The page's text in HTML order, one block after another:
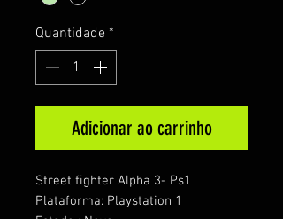
Quantidade *
Adicionar ao carrinho
Street fighter Alpha 3- Ps1
Plataforma: Playstation 1